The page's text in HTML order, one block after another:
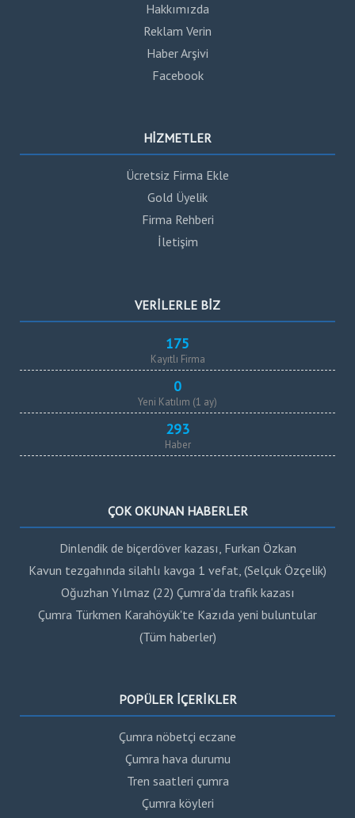
Hakkımızda
Reklam Verin
Haber Arşivi
Facebook
HİZMETLER
Ücretsiz Firma Ekle
Gold Üyelik
Firma Rehberi
İletişim
VERİLERLE BİZ
175
Kayıtlı Firma
0
Yeni Katılım (1 ay)
293
Haber
ÇOK OKUNAN HABERLER
Dinlendik de biçerdöver kazası, Furkan Özkan
Kavun tezgahında silahlı kavga 1 vefat, (Selçuk Özçelik)
Oğuzhan Yılmaz (22) Çumra'da trafik kazası
Çumra Türkmen Karahöyük'te Kazıda yeni buluntular
(Tüm haberler)
POPÜLER İÇERİKLER
Çumra nöbetçi eczane
Çumra hava durumu
Tren saatleri çumra
Çumra köyleri